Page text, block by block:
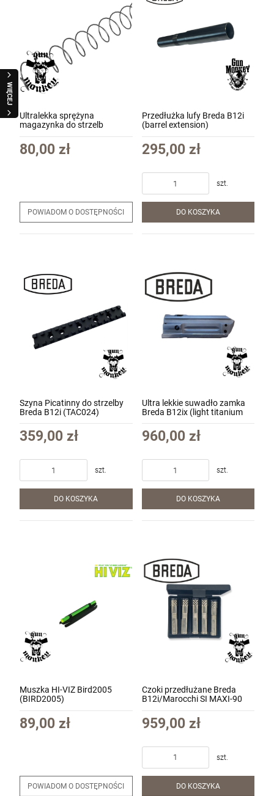
WIĘCEJ
Ultralekka sprężyna
magazynka do strzelb
Competition InnovaTac
(Comps Light)
80,00 zł
POWIADOM O DOSTĘPNOŚCI
Przedłużka lufy Breda B12i
(barrel extension)
295,00 zł
szt.
DO KOSZYKA
Szyna Picatinny do strzelby
Breda B12i (TAC024)
359,00 zł
szt.
DO KOSZYKA
Ultra lekkie suwadło zamka
Breda B12ix (light titanium
bolt carrier)
960,00 zł
szt.
DO KOSZYKA
Muszka HI-VIZ Bird2005
(BIRD2005)
89,00 zł
POWIADOM O DOSTĘPNOŚCI
Czoki przedłużane Breda
B12i/Marocchi SI MAXI-90
(AC043)
959,00 zł
szt.
DO KOSZYKA